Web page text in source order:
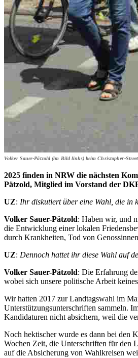
Volker Sauer-Pätzold (im Bild links) beim Christopher-
2025 finden in NRW die nächsten
Pätzold, Mitglied im Vorstand der
UZ: Ihr diskutiert über eine Wahl, die in
Volker Sauer-Pätzold: Haben wir, und
die Entwicklung einer lokalen
durch Krankheiten, Tod von
UZ: Dennoch hattet ihr diese Wahl auf
Volker Sauer-Pätzold: Die Erfahrung
wobei sich unsere politische Arbeit
Wir hatten 2017 zur Landtagswahl im
Unterstützungsunterschriften sammeln.
Kandidaturen nicht absichern, weil die
Noch hektischer wurde es dann bei den
Wochen Zeit, die Unterschriften für den
auf die Absicherung von Wahlkreisen